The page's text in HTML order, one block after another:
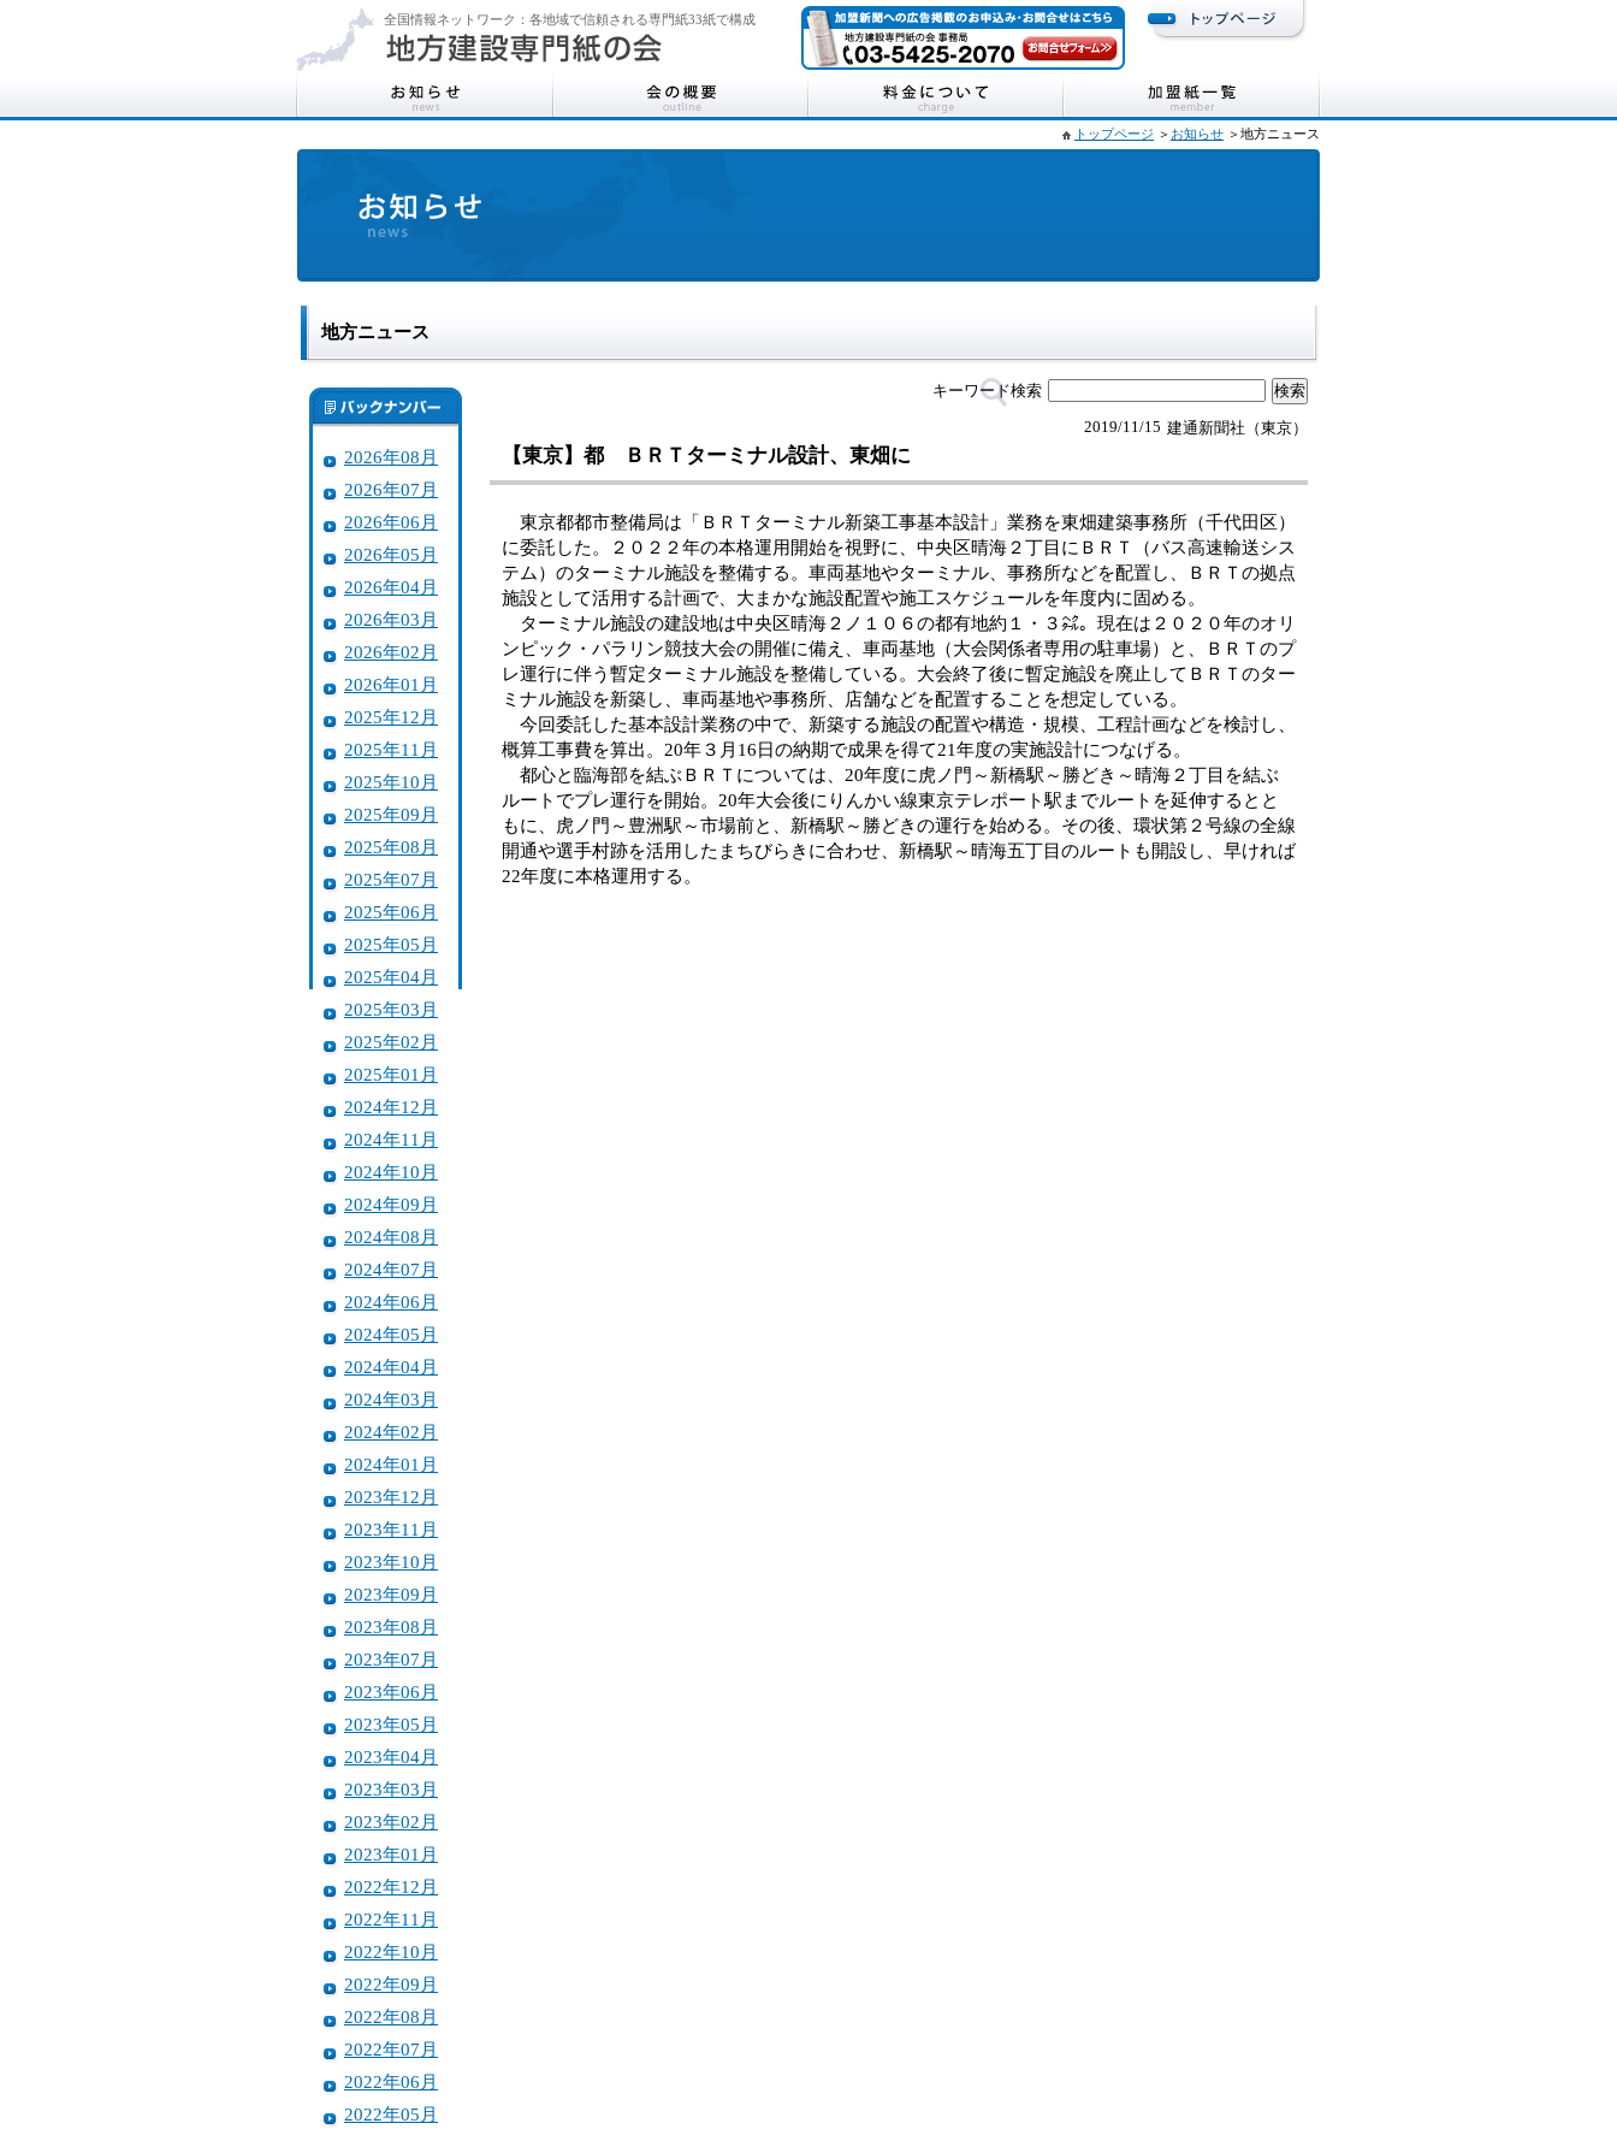
全国情報ネットワーク：各地域で信頼される専門紙33紙で構成
トップページ ＞ お知らせ ＞地方ニュース
地方ニュース
2026年08月
2026年07月
2026年06月
2026年05月
2026年04月
2026年03月
2026年02月
2026年01月
2025年12月
2025年11月
2025年10月
2025年09月
2025年08月
2025年07月
2025年06月
2025年05月
2025年04月
2025年03月
2025年02月
2025年01月
2024年12月
2024年11月
2024年10月
2024年09月
2024年08月
2024年07月
2024年06月
2024年05月
2024年04月
2024年03月
2024年02月
2024年01月
2023年12月
2023年11月
2023年10月
2023年09月
2023年08月
2023年07月
2023年06月
2023年05月
2023年04月
2023年03月
2023年02月
2023年01月
2022年12月
2022年11月
2022年10月
2022年09月
2022年08月
2022年07月
2022年06月
2022年05月
キーワード検索
建通新聞社（東京）
2019/11/15
【東京】都 ＢＲＴターミナル設計、東畑に
東京都都市整備局は「ＢＲＴターミナル新築工事基本設計」業務を東畑建築事務所（千代田区）
に委託した。２０２２年の本格運用開始を視野に、中央区晴海２丁目にＢＲＴ（バス高速輸送シス
テム）のターミナル施設を整備する。車両基地やターミナル、事務所などを配置し、ＢＲＴの拠点
施設として活用する計画で、大まかな施設配置や施工スケジュールを年度内に固める。
ターミナル施設の建設地は中央区晴海２ノ１０６の都有地約１・３㌶。現在は２０２０年のオリ
ンピック・パラリン競技大会の開催に備え、車両基地（大会関係者専用の駐車場）と、ＢＲＴのプ
レ運行に伴う暫定ターミナル施設を整備している。大会終了後に暫定施設を廃止してＢＲＴのター
ミナル施設を新築し、車両基地や事務所、店舗などを配置することを想定している。
今回委託した基本設計業務の中で、新築する施設の配置や構造・規模、工程計画などを検討し、
概算工事費を算出。20年３月16日の納期で成果を得て21年度の実施設計につなげる。
都心と臨海部を結ぶＢＲＴについては、20年度に虎ノ門～新橋駅～勝どき～晴海２丁目を結ぶ
ルートでプレ運行を開始。20年大会後にりんかい線東京テレポート駅までルートを延伸するとと
もに、虎ノ門～豊洲駅～市場前と、新橋駅～勝どきの運行を始める。その後、環状第２号線の全線
開通や選手村跡を活用したまちびらきに合わせ、新橋駅～晴海五丁目のルートも開設し、早ければ
22年度に本格運用する。